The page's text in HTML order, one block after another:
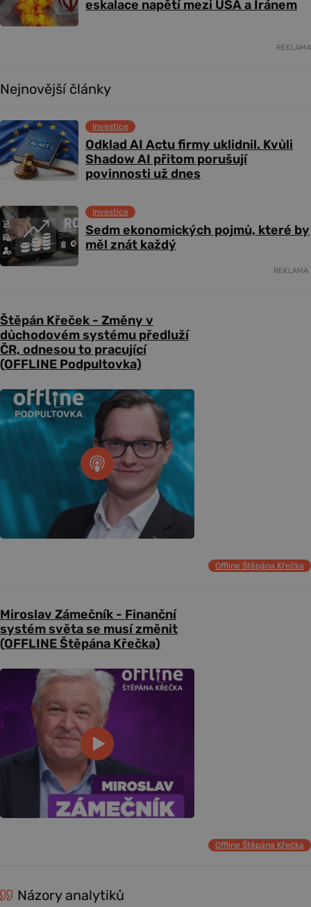
eskalace napětí mezi USA a Íránem
REKLAMA
Nejnovější články
Odklad AI Actu firmy uklidnil. Kvůli
Shadow AI přitom porušují
povinnosti už dnes
Investice
Sedm ekonomických pojmů, které by
měl znát každý
Investice
REKLAMA
Štěpán Křeček - Změny v
důchodovém systému předluží
ČR, odnesou to pracující
(OFFLINE Podpultovka)
Offline Štěpána Křečka
Miroslav Zámečník - Finanční
systém světa se musí změnit
(OFFLINE Štěpána Křečka)
Offline Štěpána Křečka
Názory analytiků